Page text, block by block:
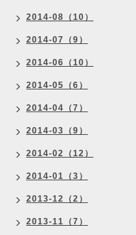
2014-08（10）
2014-07（9）
2014-06（10）
2014-05（6）
2014-04（7）
2014-03（9）
2014-02（12）
2014-01（3）
2013-12（2）
2013-11（7）